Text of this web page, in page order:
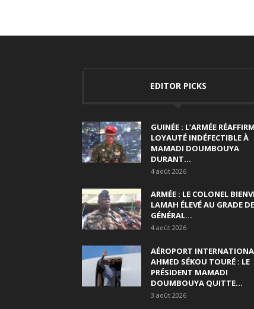
EDITOR PICKS
GUINÉE : L’ARMÉE
LOYAUTÉ INDÉFECTIBLE À
MAMADI DOUMBOUYA
DURANT...
4 août 2026
ARMÉE : LE COLONEL
LAMAH ÉLEVÉ AU GRADE DE
GÉNÉRAL...
4 août 2026
AÉROPORT
AHMED SÉKOU TOURÉ : LE
PRÉSIDENT MAMADI
DOUMBOUYA QUITTE...
3 août 2026